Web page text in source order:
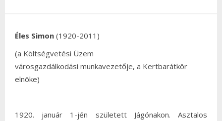
Éles Simon (1920-2011)
(a Költségvetési Üzem
városgazdálkodási munkavezetője, a Kertbarátkör
elnöke)
1920. január 1-jén született Jágónakon. Asztalos